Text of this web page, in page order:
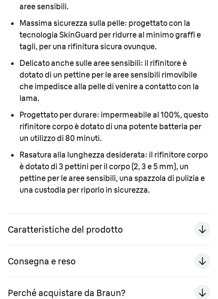
aree sensibili.
Massima sicurezza sulla pelle: progettato con la
tecnologia SkinGuard per ridurre al minimo graffi e
tagli, per una rifinitura sicura ovunque.
Delicato anche sulle aree sensibili: il rifinitore è
dotato di un pettine per le aree sensibili rimovibile
che impedisce alla pelle di venire a contatto con la
lama.
Progettato per durare: impermeabile al 100%, questo
rifinitore corpo è dotato di una potente batteria per
un utilizzo di 80 minuti.
Rasatura alla lunghezza desiderata: il rifinitore corpo
è dotato di 3 pettini per il corpo (2, 3 e 5 mm), un
pettine per le aree sensibili, una spazzola di pulizia e
una custodia per riporlo in sicurezza.
Caratteristiche del prodotto
Consegna e reso
Perché acquistare da Braun?